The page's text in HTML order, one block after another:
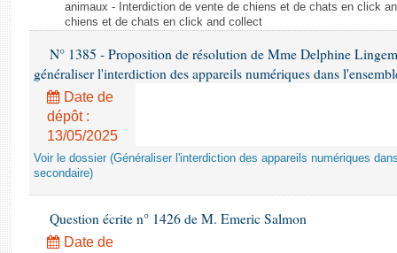
animaux - Interdiction de vente de chiens et de chats en click
chiens et de chats en click and collect
N° 1385 - Proposition de résolution de Mme Delphine
généraliser l'interdiction des appareils numériques dans
Date de
dépôt :
13/05/2025
Voir le dossier (Généraliser l'interdiction des appareils numériques
secondaire)
Question écrite n° 1426 de M. Emeric Salmon
Date de